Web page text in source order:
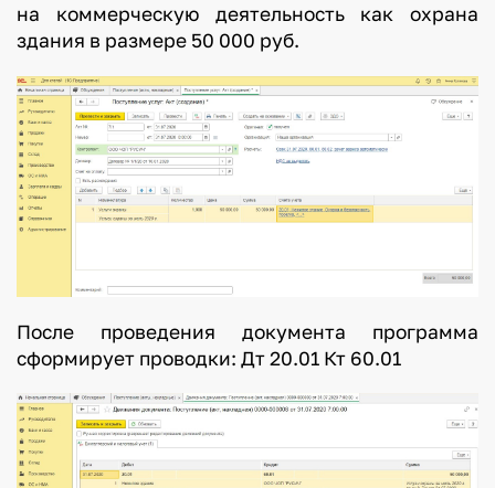
на коммерческую деятельность как охрана
здания в размере 50 000 руб.
После проведения документа программа
сформирует проводки: Дт 20.01 Кт 60.01